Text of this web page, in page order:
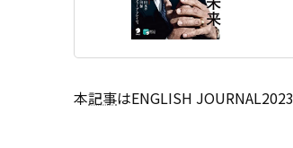
本記事はENGLISH